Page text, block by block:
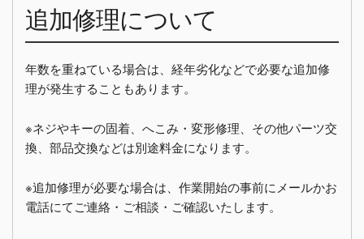
追加修理について
年数を重ねている場合は、経年劣化などで必要な追加修
理が発生することもあります。
※ネジやキーの固着、へこみ・変形修理、その他パーツ交
換、部品交換などは別途料金になります。
※追加修理が必要な場合は、作業開始の事前にメールかお
電話にてご連絡・ご相談・ご確認いたします。